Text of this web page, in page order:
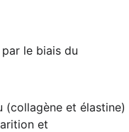
le biais du
(collagène et élastine)
et